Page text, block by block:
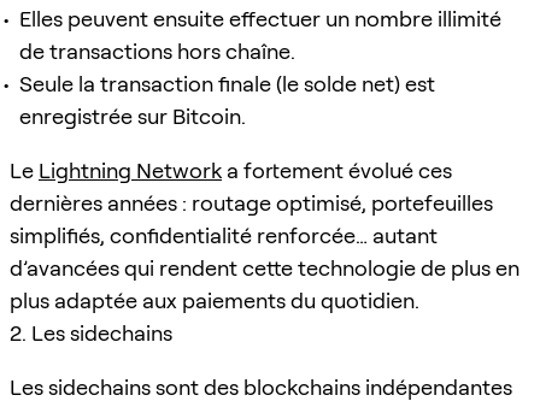
Elles peuvent ensuite effectuer un nombre illimité
de transactions hors chaîne.
Seule la transaction finale (le solde net) est
enregistrée sur Bitcoin.
Le Lightning Network a fortement évolué ces
dernières années : routage optimisé, portefeuilles
simplifiés, confidentialité renforcée… autant
d’avancées qui rendent cette technologie de plus en
plus adaptée aux paiements du quotidien.
2. Les sidechains
Les sidechains sont des blockchains indépendantes